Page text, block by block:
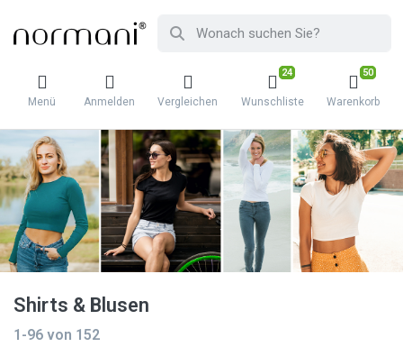
Menü Anmelden Vergleichen
24
Wunschliste
50
Warenkorb
Shirts & Blusen
1-96 von 152